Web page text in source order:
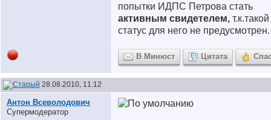
попытки ИДПС Петрова стать
активным свидетелем, т.к.такой
статус для него не предусмотрен.
В Минюст Цитата
28.08.2010, 11:12
Антон Всеволодович
Супермодератор